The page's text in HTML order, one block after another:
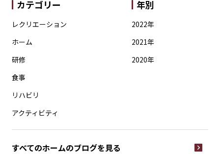
カテゴリー
レクリエーション
ホーム
研修
食事
リハビリ
アクティビティ
年別
2022年
2021年
2020年
すべてのホームのブログを見る